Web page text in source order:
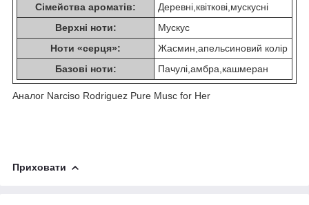
Сімейства ароматів:
Деревні,квіткові,мускусні
Верхні ноти:
Мускус
Ноти «серця»:
Жасмин,апельсиновий колір
Базові ноти:
Пачулі,амбра,кашмеран
Аналог Narciso Rodriguez Pure Musc for Her
Приховати